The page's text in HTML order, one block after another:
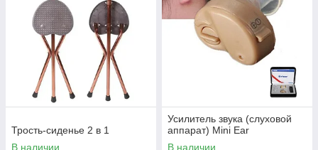
Трость-сиденье 2 в 1
В наличии
Усилитель звука (слуховой
аппарат) Mini Ear
В наличии